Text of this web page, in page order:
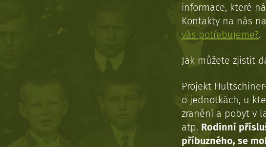
informace, které
Kontakty na nás
vás potřebujeme?.
Jak můžete zjistit
Projekt
o jednotkách, u
zranění a pobyt v
atp. Rodinní
příbuzného, se